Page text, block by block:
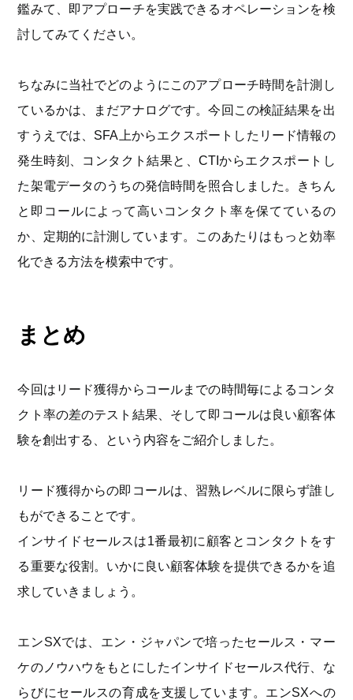
鑑みて、即アプローチを実践できるオペレーションを検
討してみてください。
ちなみに当社でどのようにこのアプローチ時間を計測し
ているかは、まだアナログです。今回この検証結果を出
すうえでは、SFA上からエクスポートしたリード情報の
発生時刻、コンタクト結果と、CTIからエクスポートし
た架電データのうちの発信時間を照合しました。きちん
と即コールによって高いコンタクト率を保てているの
か、定期的に計測しています。このあたりはもっと効率
化できる方法を模索中です。
まとめ
今回はリード獲得からコールまでの時間毎によるコンタ
クト率の差のテスト結果、そして即コールは良い顧客体
験を創出する、という内容をご紹介しました。
リード獲得からの即コールは、習熟レベルに限らず誰し
もができることです。
インサイドセールスは1番最初に顧客とコンタクトをす
る重要な役割。いかに良い顧客体験を提供できるかを追
求していきましょう。
エンSXでは、エン・ジャパンで培ったセールス・マー
ケのノウハウをもとにしたインサイドセールス代行、な
らびにセールスの育成を支援しています。エンSXへの